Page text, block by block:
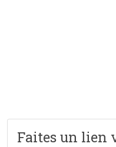
Faites un lien